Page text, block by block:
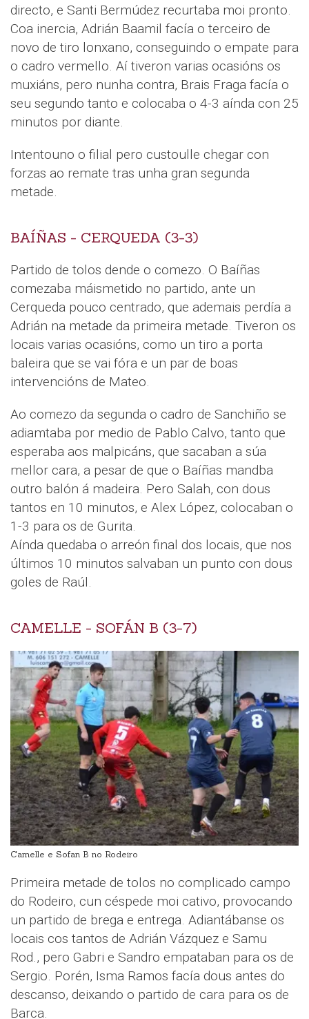
directo, e Santi Bermúdez recurtaba moi pronto.
Coa inercia, Adrián Baamil facía o terceiro de
novo de tiro lonxano, conseguindo o empate para
o cadro vermello. Aí tiveron varias ocasións os
muxiáns, pero nunha contra, Brais Fraga facía o
seu segundo tanto e colocaba o 4-3 aínda con 25
minutos por diante.
Intentouno o filial pero custoulle chegar con
forzas ao remate tras unha gran segunda
metade.
BAÍÑAS - CERQUEDA (3-3)
Partido de tolos dende o comezo. O Baíñas
comezaba máismetido no partido, ante un
Cerqueda pouco centrado, que ademais perdía a
Adrián na metade da primeira metade. Tiveron os
locais varias ocasións, como un tiro a porta
baleira que se vai fóra e un par de boas
intervencións de Mateo.
Ao comezo da segunda o cadro de Sanchiño se
adiamtaba por medio de Pablo Calvo, tanto que
esperaba aos malpicáns, que sacaban a súa
mellor cara, a pesar de que o Baíñas mandba
outro balón á madeira. Pero Salah, con dous
tantos en 10 minutos, e Alex López, colocaban o
1-3 para os de Gurita.
Aínda quedaba o arreón final dos locais, que nos
últimos 10 minutos salvaban un punto con dous
goles de Raúl.
CAMELLE - SOFÁN B (3-7)
Camelle e Sofan B no Rodeiro
Primeira metade de tolos no complicado campo
do Rodeiro, cun céspede moi cativo, provocando
un partido de brega e entrega. Adiantábanse os
locais cos tantos de Adrián Vázquez e Samu
Rod., pero Gabri e Sandro empataban para os de
Sergio. Porén, Isma Ramos facía dous antes do
descanso, deixando o partido de cara para os de
Barca.